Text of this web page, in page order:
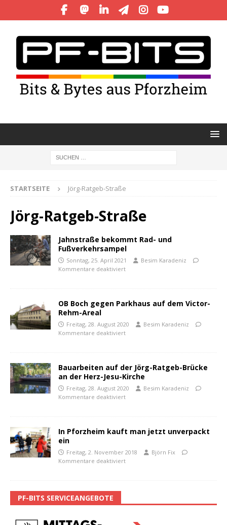
STARTSEITE Jörg-Ratgeb-Straße
Jörg-Ratgeb-Straße
Jahnstraße bekommt Rad- und
Fußverkehrsampel
Sonntag, 25. April 2021
Besim Karadeniz
Kommentare deaktiviert
OB Boch gegen Parkhaus auf dem Victor-
Rehm-Areal
Freitag, 28. August 2020
Besim Karadeniz
Kommentare deaktiviert
Bauarbeiten auf der Jörg-Ratgeb-Brücke
an der Herz-Jesu-Kirche
Freitag, 28. August 2020
Besim Karadeniz
Kommentare deaktiviert
In Pforzheim kauft man jetzt unverpackt
ein
Freitag, 2. November 2018
Björn Fix
Kommentare deaktiviert
PF-BITS SERVICEANGEBOTE